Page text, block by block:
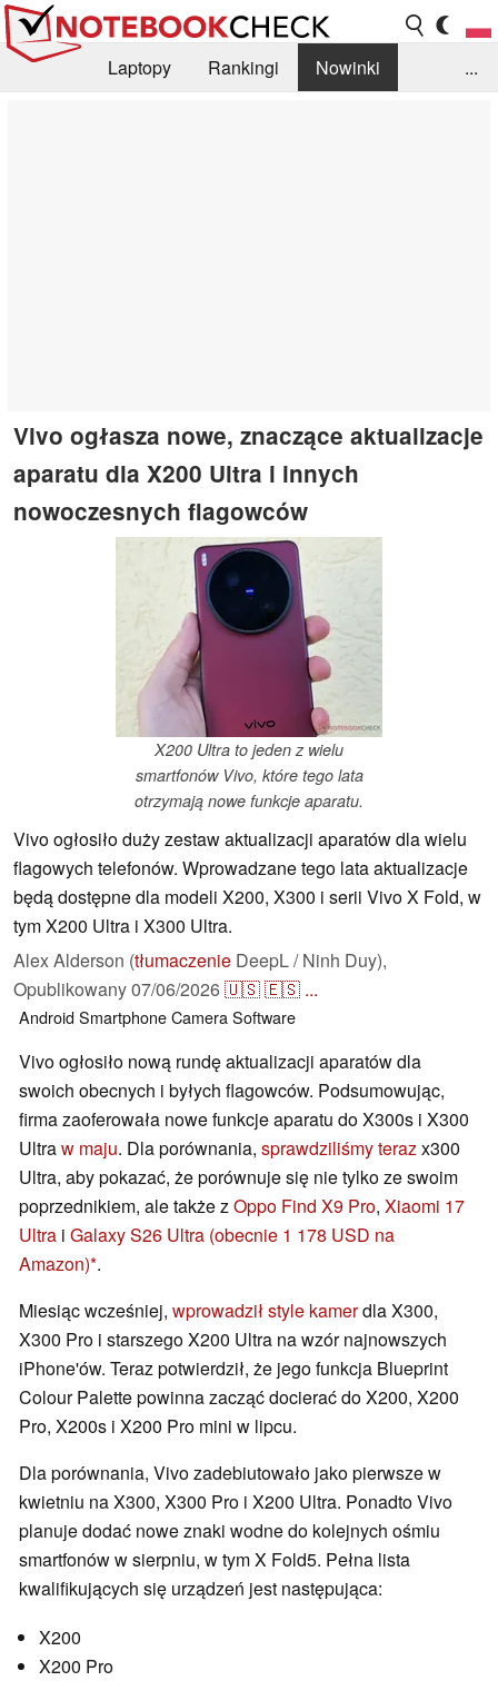
Laptopy Rankingi
Nowinki
...
Vivo ogłasza nowe, znaczące aktualizacje
aparatu dla X200 Ultra i innych
nowoczesnych flagowców
X200 Ultra to jeden z wielu
smartfonów Vivo, które tego lata
otrzymają nowe funkcje aparatu.
Vivo ogłosiło duży zestaw aktualizacji aparatów dla wielu
flagowych telefonów. Wprowadzane tego lata aktualizacje
będą dostępne dla modeli X200, X300 i serii Vivo X Fold, w
tym X200 Ultra i X300 Ultra.
Alex Alderson (tłumaczenie DeepL / Ninh Duy),
Opublikowany07/06/2026🇺🇸🇪🇸 ...
AndroidSmartphoneCameraSoftware
Vivo ogłosiło nową rundę aktualizacji aparatów dla
swoich obecnych i byłych flagowców. Podsumowując,
firma zaoferowała nowe funkcje aparatu do X300s i X300
Ultraw maju. Dla porównania, sprawdziliśmy terazx300
Ultra, aby pokazać, że porównuje się nie tylko ze swoim
poprzednikiem, ale także zOppo Find X9 Pro, Xiaomi 17
Ultra i Galaxy S26 Ultra (obecnie 1 178 USD na
Amazon) .
Miesiąc wcześniej, wprowadził style kamerdla X300,
X300 Pro i starszego X200 Ultra na wzór najnowszych
iPhone'ów. Teraz potwierdził, że jego funkcja Blueprint
Colour Palette powinna zacząć docierać do X200, X200
Pro, X200s i X200 Pro mini w lipcu.
Dla porównania, Vivo zadebiutowało jako pierwsze w
kwietniu na X300, X300 Pro i X200 Ultra. Ponadto Vivo
planuje dodać nowe znaki wodne do kolejnych ośmiu
smartfonów w sierpniu, w tym X Fold5. Pełna lista
kwalifikujących się urządzeń jest następująca:
X200
X200 Pro